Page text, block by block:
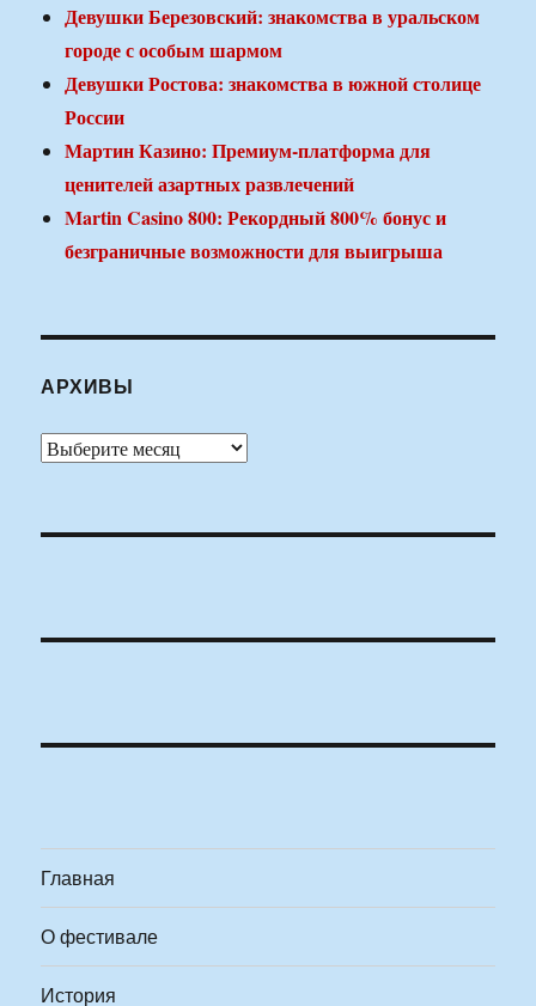
Девушки Березовский: знакомства в уральском
городе с особым шармом
Девушки Ростова: знакомства в южной столице
России
Мартин Казино: Премиум-платформа для
ценителей азартных развлечений
Martin Casino 800: Рекордный 800% бонус и
безграничные возможности для выигрыша
АРХИВЫ
Архивы
Главная
О фестивале
История